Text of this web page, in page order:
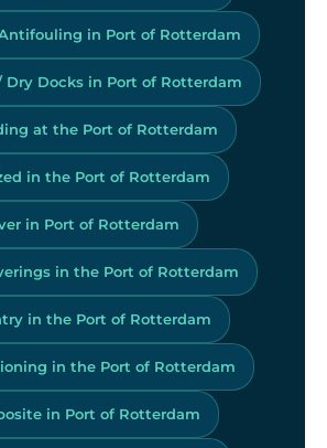
in Port of Rotterdam
Dry Docks in Port of Rotterdam
at the Port of Rotterdam
in the Port of Rotterdam
in Port of Rotterdam
in the Port of Rotterdam
in the Port of Rotterdam
in the Port of Rotterdam
in Port of Rotterdam